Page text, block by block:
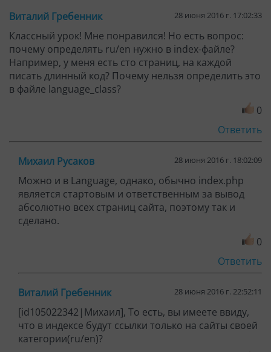
Виталий Гребенник 28 июня 2016 г. 17:02:33
Классный урок! Мне понравился! Но есть вопрос:
почему определять ru/en нужно в index-файле?
Например, у меня есть сто страниц, на каждой
писать длинный код? Почему нельзя определить это
в файле language_class?
0
Ответить
Михаил Русаков 28 июня 2016 г. 18:02:09
Можно и в Language, однако, обычно index.php
является стартовым и ответственным за вывод
абсолютно всех страниц сайта, поэтому так и
сделано.
0
Ответить
Виталий Гребенник 28 июня 2016 г. 22:52:11
[id105022342|Михаил], То есть, вы имеете ввиду,
что в индексе будут ссылки только на сайты своей
категории(ru/en)?